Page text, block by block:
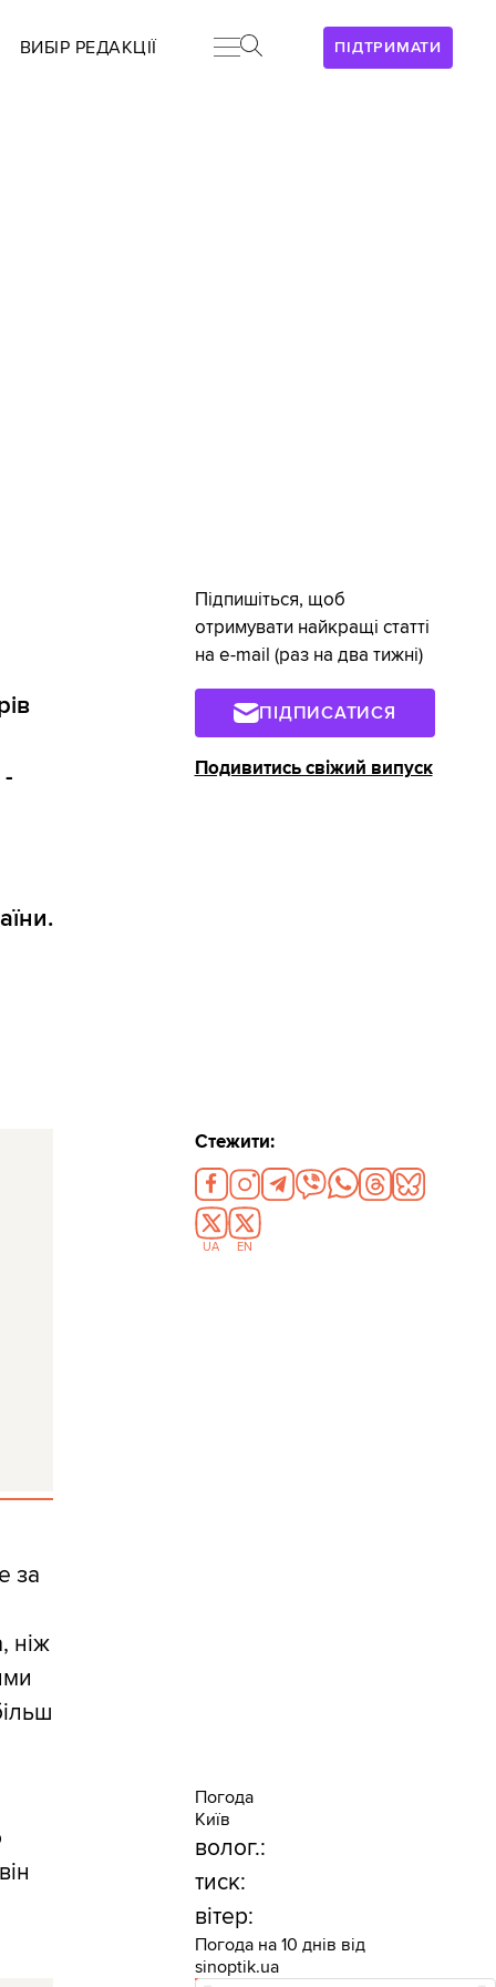
ПІДТРИМАТИ
ВИБІР РЕДАКЦІЇ
за
ніж
Підпишіться, щоб
отримувати найкращі статті
на e-mail (раз на два тижні)
ПІДПИСАТИСЯ
Подивитись свіжий випуск
Стежити:
UA EN
Погода
Київ
волог.:
тиск:
вітер:
Погода на 10 днів від
sinoptik.ua